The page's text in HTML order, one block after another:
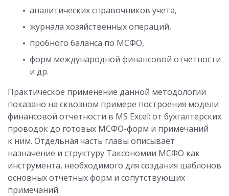
аналитических справочников учета,
журнала хозяйственных операций,
пробного баланса по МСФО,
форм международной финансовой отчетности
и др.
Практическое применение данной методологии
показано на сквозном примере построения модели
финансовой отчетности в MS Excel: от бухгалтерских
проводок до готовых МСФО-форм и примечаний
к ним. Отдельная часть главы описывает
назначение и структуру Таксономии МСФО как
инструмента, необходимого для создания шаблонов
основных отчетных форм и сопутствующих
примечаний.